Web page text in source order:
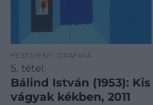
FESTMÉNY, GRAFIKA
5. tétel:
Bálind István (1953): Kis
vágyak kékben, 2011